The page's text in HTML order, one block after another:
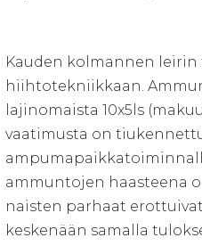
Kauden kolmannen
hiihtotekniikkaan.
lajinomaista 10x5ls
vaatimusta on
ammuntojen haasteena
naisten parhaat
keskenään samalla